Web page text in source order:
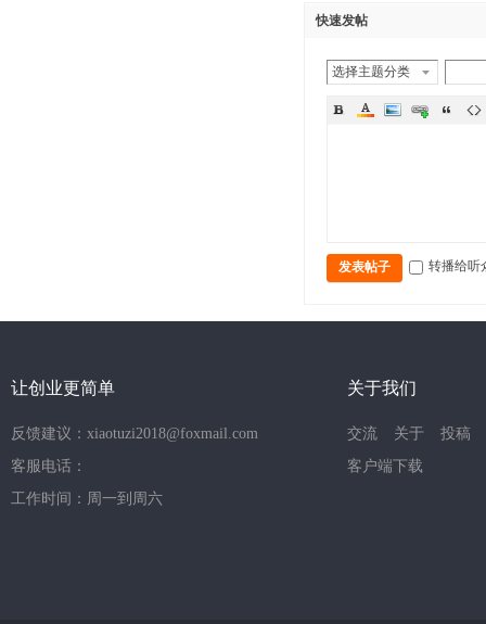
快速发帖
选择主题分类
发表帖子 转播给听
让创业更简单
反馈建议：xiaotuzi2018@foxmail.com
客服电话：
工作时间：周一到周六
关于我们
交流 关于
投稿
客户端下载